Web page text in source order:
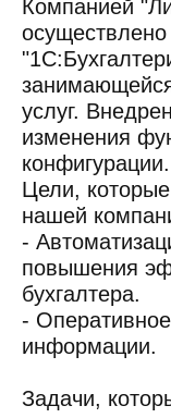
Компанией
услуг.
изменения
конфигурации.
Цели,
нашей
-
повышения
бухгалтера.
-
информации.
Задачи,